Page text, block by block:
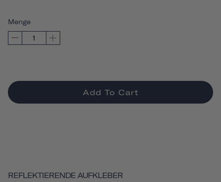
Menge
Add To Cart
REFLEKTIERENDE AUFKLEBER